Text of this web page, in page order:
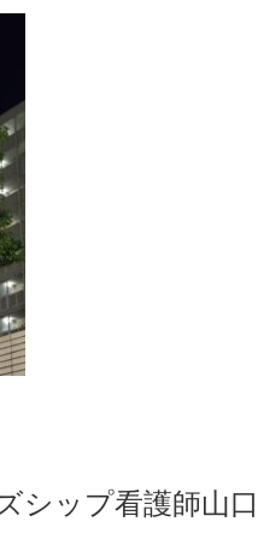
シップ看護師山口